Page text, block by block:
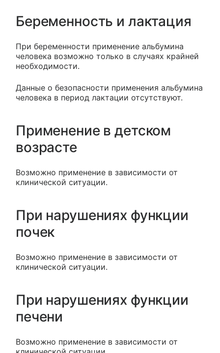
Беременность и лактация
При беременности применение альбумина
человека возможно только в случаях крайней
необходимости.
Данные о безопасности применения альбумина
человека в период лактации отсутствуют.
Применение в детском
возрасте
Возможно применение в зависимости от
клинической ситуации.
При нарушениях функции
почек
Возможно применение в зависимости от
клинической ситуации.
При нарушениях функции
печени
Возможно применение в зависимости от